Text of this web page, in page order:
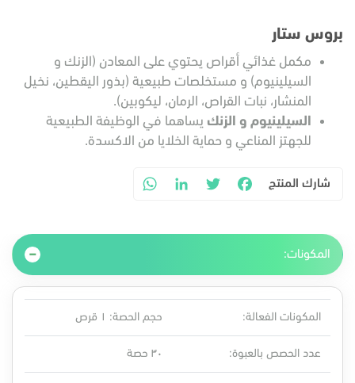
بروس ستار
مكمل غذائي أقراص يحتوي على المعادن (الزنك و
السيلينيوم) و مستخلصات طبيعية (بذور اليقطين، نخيل
المنشار، نبات القراص، الرمان، ليكوبين).
السيلينيوم و الزنك يساهما في الوظيفة الطبيعية
للجهتز المناعي و حماية الخلايا من الاكسدة.
شارك المنتج
المكونات:
المكونات الفعالة: حجم الحصة: ١ قرص
عدد الحصص بالعبوة: ٣٠ حصة